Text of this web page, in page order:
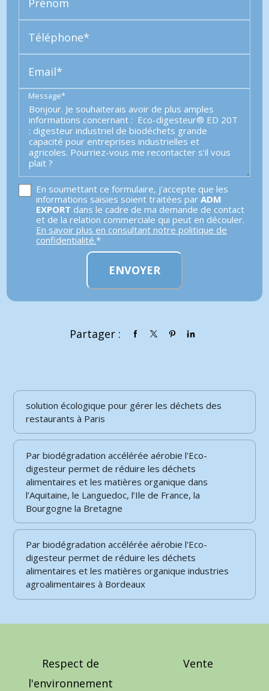
Prénom
Téléphone*
Email*
Message*
En soumettant ce formulaire, j'accepte que les
informations saisies soient traitées parADM
EXPORT dans le cadre de ma demande de contact
et de la relation commerciale qui peut en découler.
En savoir plus en consultant notre politique de
confidentialité.*
Partager :
solution écologique pour gérer les déchets des
restaurants à Paris
Par biodégradation accélérée aérobie l'Eco-
digesteur permet de réduire les déchets
alimentaires et les matières organique dans
l’Aquitaine, le Languedoc, l’Ile de France, la
Bourgogne la Bretagne
Par biodégradation accélérée aérobie l'Eco-
digesteur permet de réduire les déchets
alimentaires et les matières organique industries
agroalimentaires à Bordeaux
Respect de
l'environnement
Vente